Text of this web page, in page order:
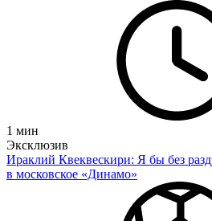
1 мин
Эксклюзив
Ираклий Квеквескири: Я бы без
в московское «Динамо»